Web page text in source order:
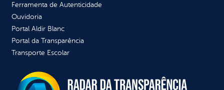
Ferramenta de Autenticidade
Ouvidoria
Portal Aldir Blanc
Portal da Transparência
Transporte Escolar